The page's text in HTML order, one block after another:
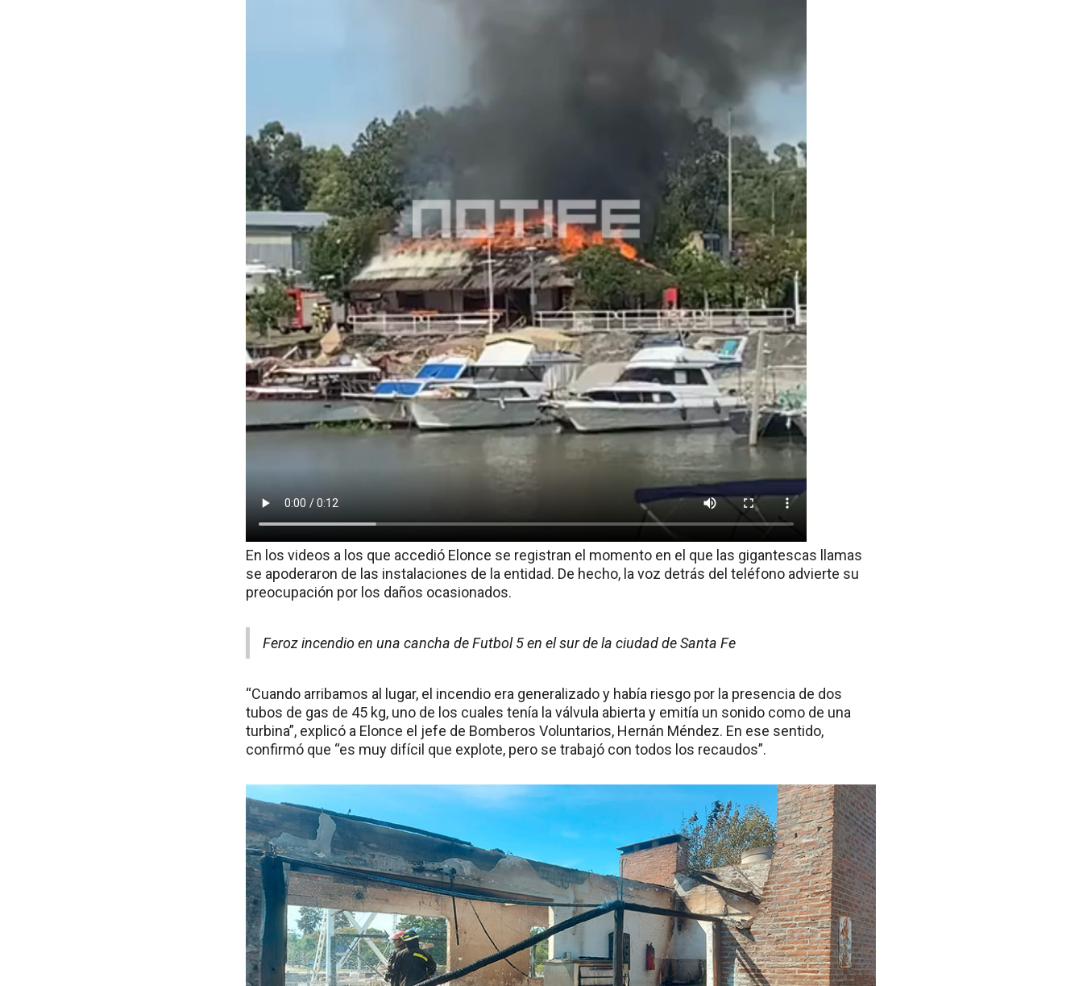
En los videos a los que accedió Elonce se registran el momento en el que las gigantescas llamas
se apoderaron de las instalaciones de la entidad. De hecho, la voz detrás del teléfono advierte su
preocupación por los daños ocasionados.
Feroz incendio en una cancha de Futbol 5 en el sur de la ciudad de Santa Fe
“Cuando arribamos al lugar, el incendio era generalizado y había riesgo por la presencia de dos
tubos de gas de 45 kg, uno de los cuales tenía la válvula abierta y emitía un sonido como de una
turbina”, explicó a Elonce el jefe de Bomberos Voluntarios, Hernán Méndez. En ese sentido,
confirmó que “es muy difícil que explote, pero se trabajó con todos los recaudos”.